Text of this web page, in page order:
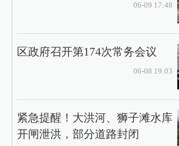
06-09 17:48
区政府召开第174次常务会议
06-08 19:03
紧急提醒！大洪河、狮子滩水库
开闸泄洪，部分道路封闭